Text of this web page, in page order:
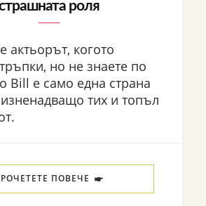
роля
актьорът, когото
но не знаете по
Bill е само една страна
тих и топъл
ПОВЕЧЕ